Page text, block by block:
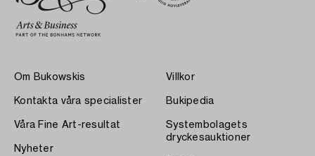
Om Bukowskis
Kontakta våra specialister
Våra Fine Art-resultat
Nyheter
Villkor
Bukipedia
Systembolagets
dryckesauktioner